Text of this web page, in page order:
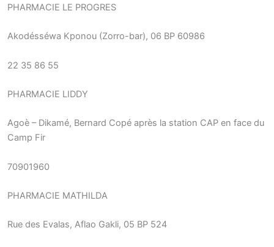
PHARMACIE LE PROGRES
Akodésséwa Kponou (Zorro-bar), 06 BP 60986
22 35 86 55
PHARMACIE LIDDY
Agoè – Dikamé, Bernard Copé après la station CAP en face du
Camp Fir
70901960
PHARMACIE MATHILDA
Rue des Evalas, Aflao Gakli, 05 BP 524